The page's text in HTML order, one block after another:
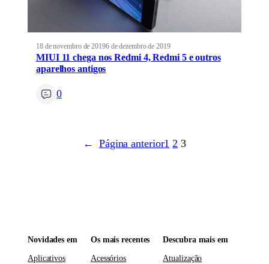
18 de novembro de 20196 de dezembro de 2019
MIUI 11 chega nos Redmi 4, Redmi 5 e outros
aparelhos antigos
0
← Página anterior1 2 3
Novidades em
Aplicativos
Os mais recentes
Acessórios
Descubra mais em
Atualização